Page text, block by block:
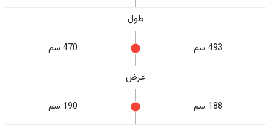
طول
493 سم 470 سم
عرض
188 سم 190 سم